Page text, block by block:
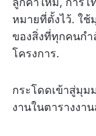
หมายที่ตั้งไว้. ใช้
ของสิ่งที่ทุกคนกำ
โครงการ.
กระโดดเข้าสู่มุม
งานในตารางงา